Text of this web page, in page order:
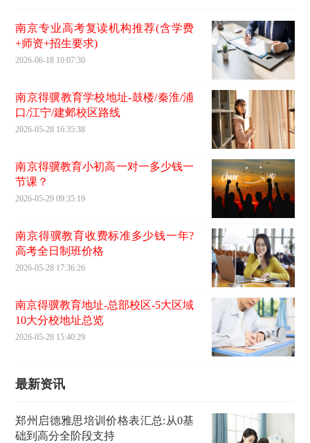
南京专业高考复读机构推荐(含学费
+师资+招生要求)
2026-06-18 10:07:30
南京得骥教育学校地址-鼓楼/秦淮/浦
口/江宁/建邺校区路线
2026-05-28 16:35:38
南京得骥教育小初高一对一多少钱一
节课？
2026-05-29 09:35:19
南京得骥教育收费标准多少钱一年?
高考全日制班价格
2026-05-28 17:36:26
南京得骥教育地址-总部校区-5大区域
10大分校地址总览
2026-05-28 15:40:29
最新资讯
郑州启德雅思培训价格表汇总:从0基
础到高分全阶段支持